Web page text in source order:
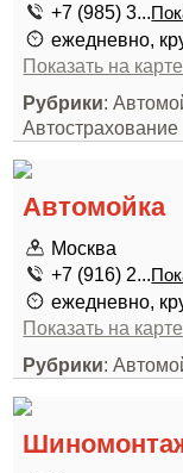
+7 (985) 3...
ежедневно,
Показать на карте
Рубрики:
Автострахование
Автомойка
Москва
+7 (916) 2...
ежедневно,
Показать на карте
Рубрики: